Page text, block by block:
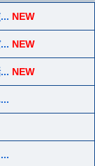
NEW
NEW
NEW